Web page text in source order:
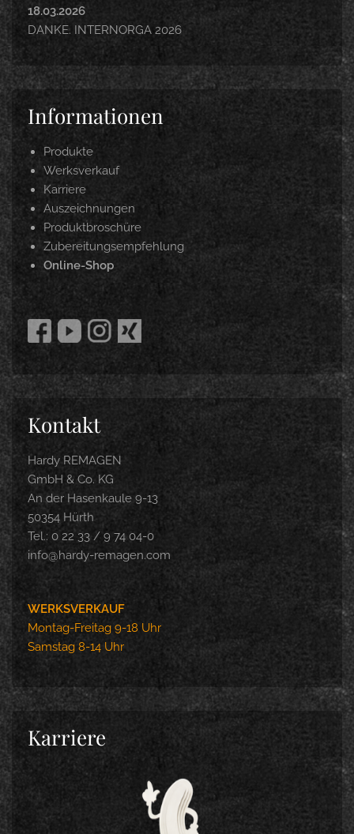
18.03.2026
DANKE. INTERNORGA 2026
Informationen
Produkte
Werksverkauf
Karriere
Auszeichnungen
Produktbroschüre
Zubereitungsempfehlung
Online-Shop
Kontakt
Hardy REMAGEN
GmbH & Co. KG
An der Hasenkaule 9-13
50354 Hürth
Tel.: 0 22 33 / 9 74 04-0
info@hardy-remagen.com
WERKSVERKAUF
Montag-Freitag 9-18 Uhr
Samstag 8-14 Uhr
Karriere